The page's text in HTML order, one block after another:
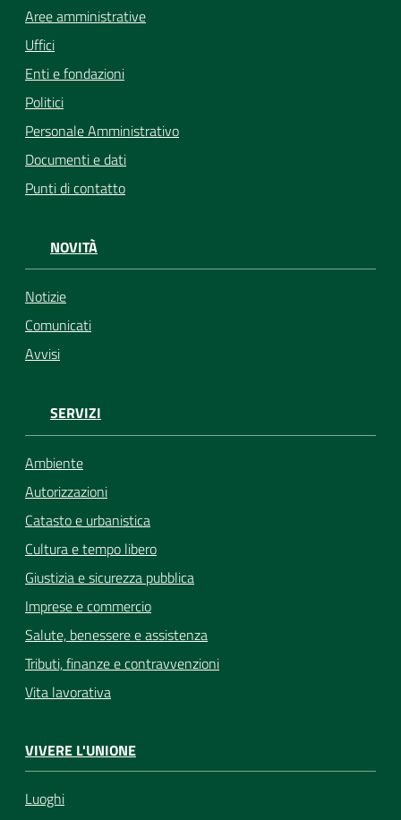
Aree amministrative
Uffici
Enti e fondazioni
Politici
Personale Amministrativo
Documenti e dati
Punti di contatto
NOVITÀ
Notizie
Comunicati
Avvisi
SERVIZI
Ambiente
Autorizzazioni
Catasto e urbanistica
Cultura e tempo libero
Giustizia e sicurezza pubblica
Imprese e commercio
Salute, benessere e assistenza
Tributi, finanze e contravvenzioni
Vita lavorativa
VIVERE L'UNIONE
Luoghi